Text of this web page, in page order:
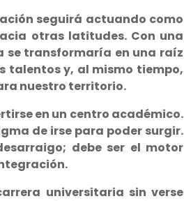
seguirá actuando como
otras latitudes. Con una
se transformaría en una raíz
talentos y, al mismo tiempo,
nuestro territorio.
en un centro académico.
de irse para poder surgir.
debe ser el motor
universitaria sin verse